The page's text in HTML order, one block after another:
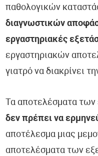
παθολογικών
διαγνωστικών
εργαστηριακές
εργαστηριακών
γιατρό να διακρίνει
Τα αποτελέσματα
δεν πρέπει να
αποτέλεσμα μιας
αποτελέσματα των